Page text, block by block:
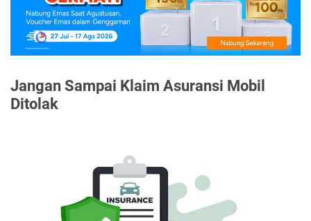
Jangan Sampai Klaim Asuransi Mobil
Ditolak